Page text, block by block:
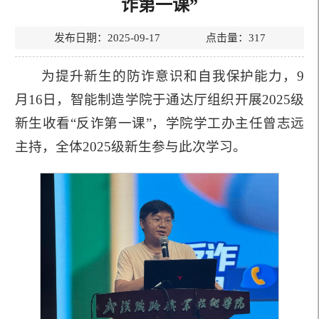
诈第一课”
发布日期：2025-09-17 点击量： 317
为提升新生的防诈意识和自我保护能力，9
月16日，智能制造学院于通达厅组织开展2025级
新生收看“反诈第一课”，学院学工办主任曾志远
主持，全体2025级新生参与此次学习。